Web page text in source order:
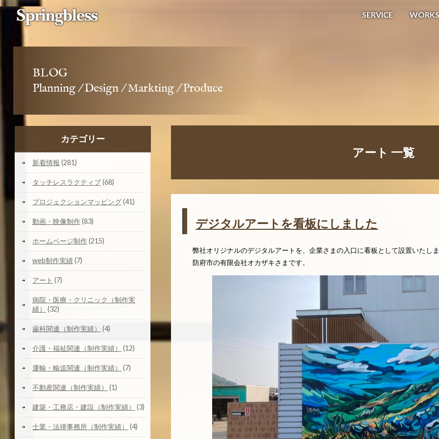
SERVICE WORKS
BLOG
Planning / Design / Markting / Produce
アート 一覧
デジタルアートを看板にしました
弊社オリジナルのデジタルアートを、企業さまの入口に看板として設置いたし
防府市の有限会社オカザキさまです。
カテゴリー
新着情報 (281)
タッチレスラクティブ(68)
プロジェクションマッピング(41)
動画・映像制作(83)
ホームページ制作(215)
web制作実績(7)
アート (7)
病院・医療・クリニック（制作実
績）
(32)
歯科関連（制作実績） (4)
介護・福祉関連（制作実績） (12)
運輸・輸送関連（制作実績） (7)
不動産関連（制作実績） (1)
建築・工務店・建設（制作実績） (3)
士業・法律事務所（制作実績） (4)